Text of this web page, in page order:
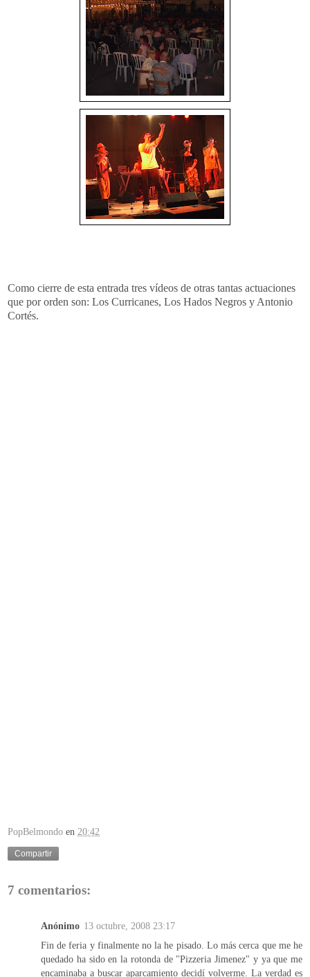
Como cierre de esta entrada tres vídeos de otras tantas actuaciones
que por orden son: Los Curricanes, Los Hados Negros y Antonio
Cortés.
PopBelmondo en 20:42
Compartir
7 comentarios:
Anónimo 13 octubre, 2008 23:17
Fin de feria y finalmente no la he pisado. Lo más cerca que me he
quedado ha sido en la rotonda de "Pizzeria Jimenez" y ya que me
encaminaba a buscar aparcamiento decidí volverme. La verdad es